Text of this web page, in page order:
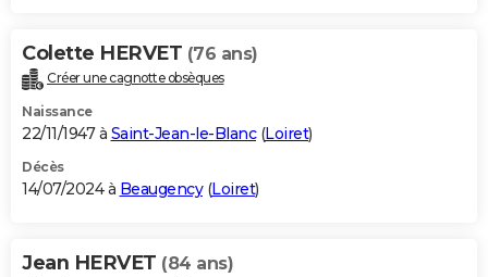
Colette HERVET (76 ans)
Créer une cagnotte obsèques
Naissance
22/11/1947 à Saint-Jean-le-Blanc(Loiret)
Décès
14/07/2024 à Beaugency(Loiret)
Jean HERVET (84 ans)